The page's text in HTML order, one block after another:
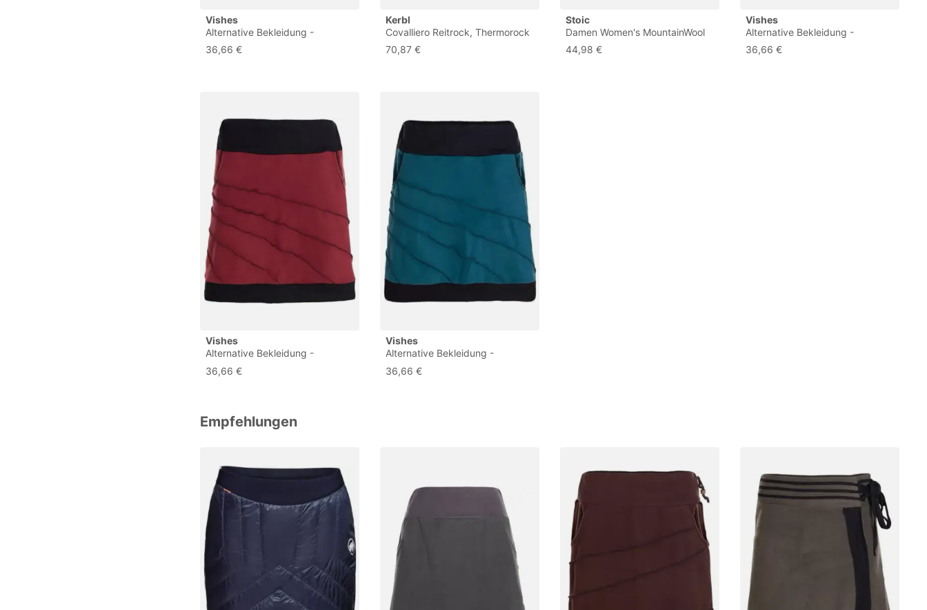
Vishes
Alternative Bekleidung -
Thermorock Warmer Damen
Winterrock kurz Minirock aus
36,66 €
Kerbl
Covalliero Reitrock, Thermorock
Fleecefutter Beinschlaufen,
Damen 34-38
70,87 €
Stoic
Damen Women's MountainWool
KilvoSt. Padded Skirt Warm
Kunstfaserrock Thermorock
44,98 €
Vishes
Alternative Bekleidung -
Thermorock Warmer Damen
Winterrock kurz Minirock aus
36,66 €
Vishes
Alternative Bekleidung -
Thermorock Warmer Damen
Winterrock kurz Minirock aus
36,66 €
Vishes
Alternative Bekleidung -
Thermorock Warmer Damen
Winterrock kurz Minirock aus
36,66 €
Empfehlungen